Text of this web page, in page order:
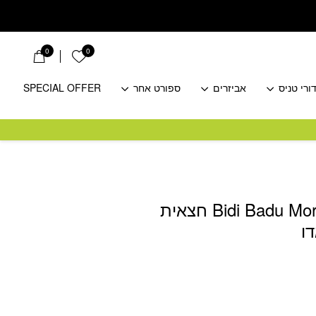
0 הרשימה שלי
0
טניס אביזרים ספורט אחר
SPECIAL OFFER
Bidi Badu Mora Tech Skirt חצאית